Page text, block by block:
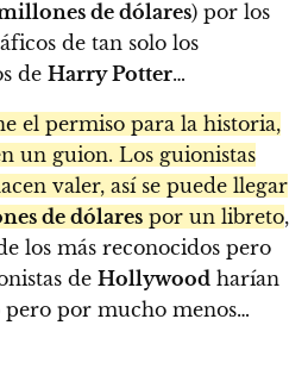
de dólares) por los
de tan solo los
de Harry Potter…
el permiso para la historia,
un guion. Los guionistas
valer, así se puede llegar
de dólares por un libreto,
los más reconocidos pero
de Hollywood harían
por mucho menos…